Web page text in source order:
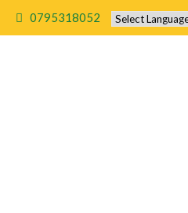
0795318052